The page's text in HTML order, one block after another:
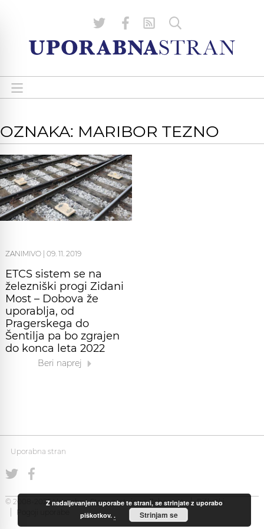
OZNAKA: MARIBOR TEZNO
ZANIMIVO 09. 11. 2019
ETCS sistem se na
železniški progi Zidani
Most – Dobova že
uporablja, od
Pragerskega do
Šentilja pa bo zgrajen
do konca leta 2022
Beri naprej
Uporabna stran
© 2008-2026 Uporabna Stran gostuje naZabec.net
Piškotki
Pogoji uporabe
Z nadaljevanjem uporabe te strani, se strinjate z uporabo
piškotkov.. Strinjam se